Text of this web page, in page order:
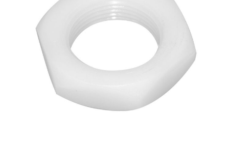
images
gallery